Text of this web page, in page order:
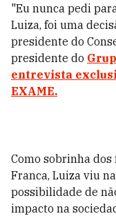
"Eu nunca pedi
Luiza, foi uma
presidente do
presidente do
entrevista
EXAME.
Como sobrinha
Franca, Luiza viu
possibilidade de
impacto na